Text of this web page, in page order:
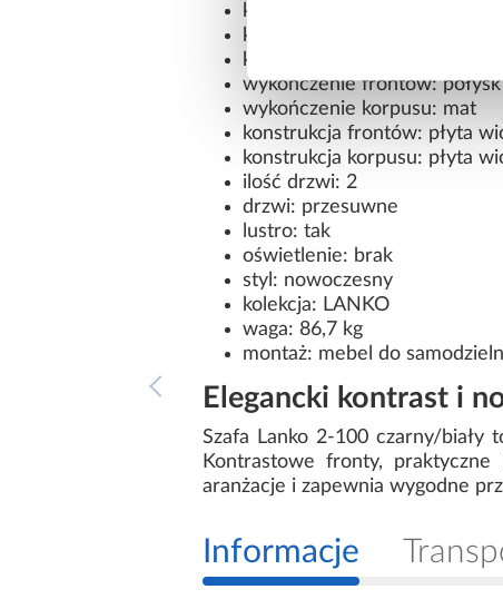
kształt: prosty
kolor frontów: biały/czarny
kolor korpusu: czarny
wykończenie frontów: połysk
wykończenie korpusu: mat
konstrukcja frontów: płyta
konstrukcja korpusu: płyta
ilość drzwi: 2
drzwi: przesuwne
lustro: tak
oświetlenie: brak
styl: nowoczesny
kolekcja: LANKO
waga: 86,7 kg
montaż: mebel do
Elegancki kontrast i
Szafa Lanko 2-100 czarny/biały
Kontrastowe fronty,
aranżacje i zapewnia wygodne
Informacje